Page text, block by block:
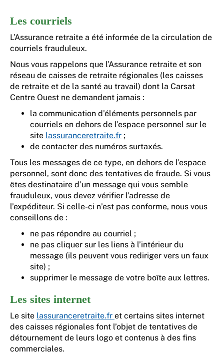
Les courriels
L’Assurance retraite a été informée de la circulation de
courriels frauduleux.
Nous vous rappelons que l’Assurance retraite et son
réseau de caisses de retraite régionales (les caisses
de retraite et de la santé au travail) dont la Carsat
Centre Ouest ne demandent jamais :
la communication d’éléments personnels par
courriels en dehors de l’espace personnel sur le
site lassuranceretraite.fr ;
de contacter des numéros surtaxés.
Tous les messages de ce type, en dehors de l’espace
personnel, sont donc des tentatives de fraude. Si vous
êtes destinataire d’un message qui vous semble
frauduleux, vous devez vérifier l’adresse de
l’expéditeur. Si celle-ci n’est pas conforme, nous vous
conseillons de :
ne pas répondre au courriel ;
ne pas cliquer sur les liens à l’intérieur du
message (ils peuvent vous rediriger vers un faux
site) ;
supprimer le message de votre boîte aux lettres.
Les sites internet
Le site lassuranceretraite.fr et certains sites internet
des caisses régionales font l’objet de tentatives de
détournement de leurs logo et contenus à des fins
commerciales.